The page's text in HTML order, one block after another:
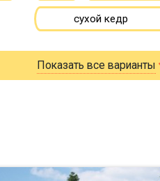
сухой кедр
профилированный
100х150 150х150
Показать все варианты